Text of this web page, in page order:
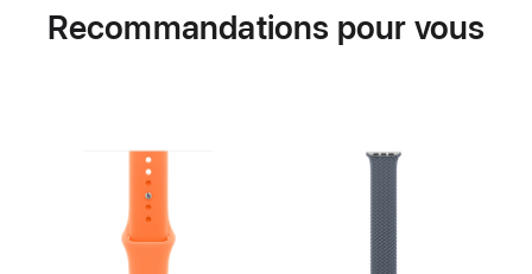
Recommandations pour vous